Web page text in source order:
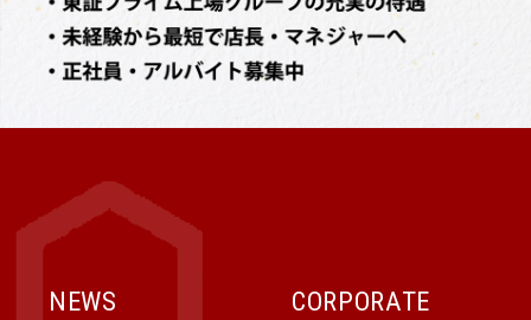
NEWS CORPORATE